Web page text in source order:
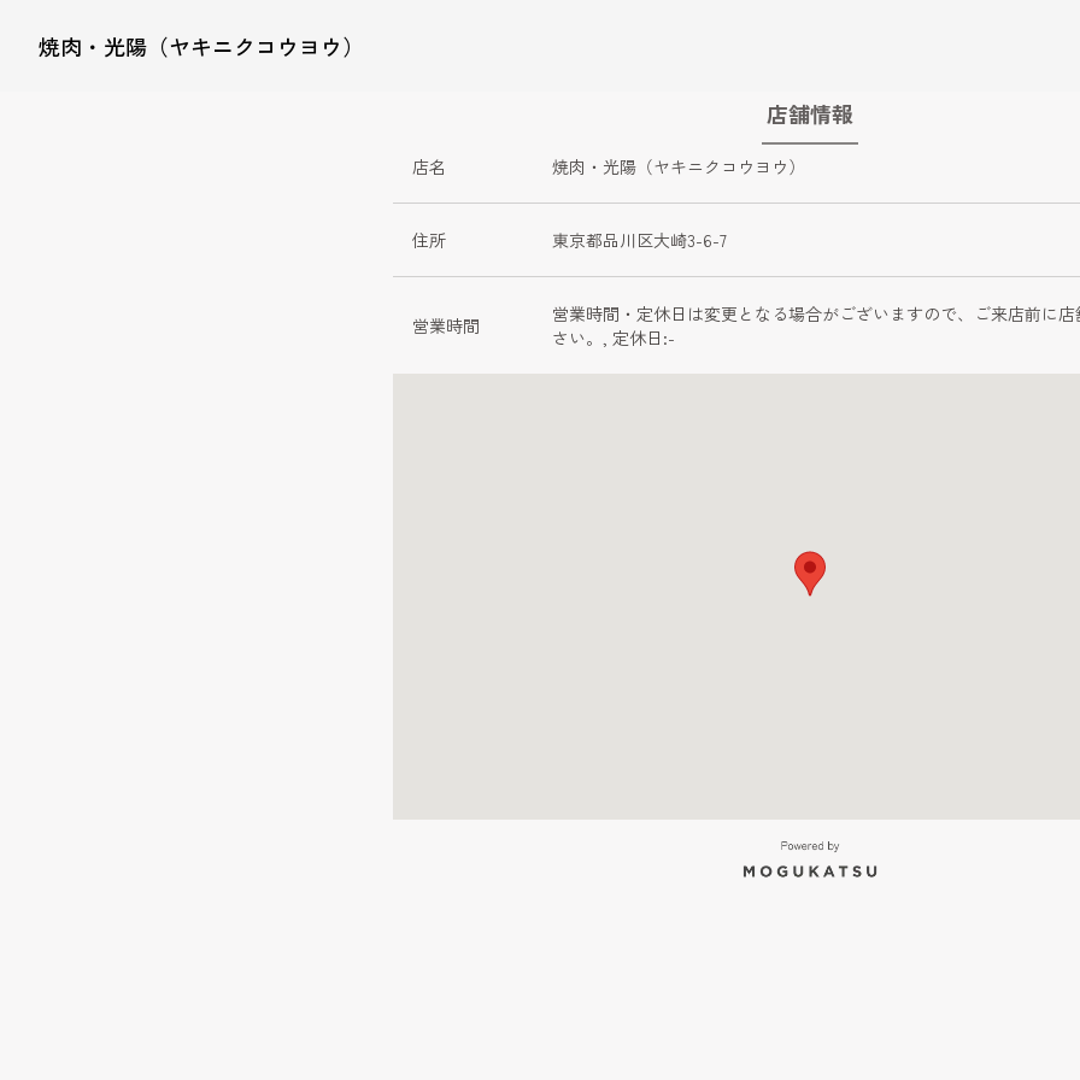
焼肉・光陽（ヤキニクコウヨウ）
店舗情報
店名 焼肉・光陽（ヤキニクコウヨウ）
住所 東京都品川区大崎3-6-7
営業時間
営業時間・定休日は変更となる場合がございますので、ご来店前に
さい。, 定休日:-